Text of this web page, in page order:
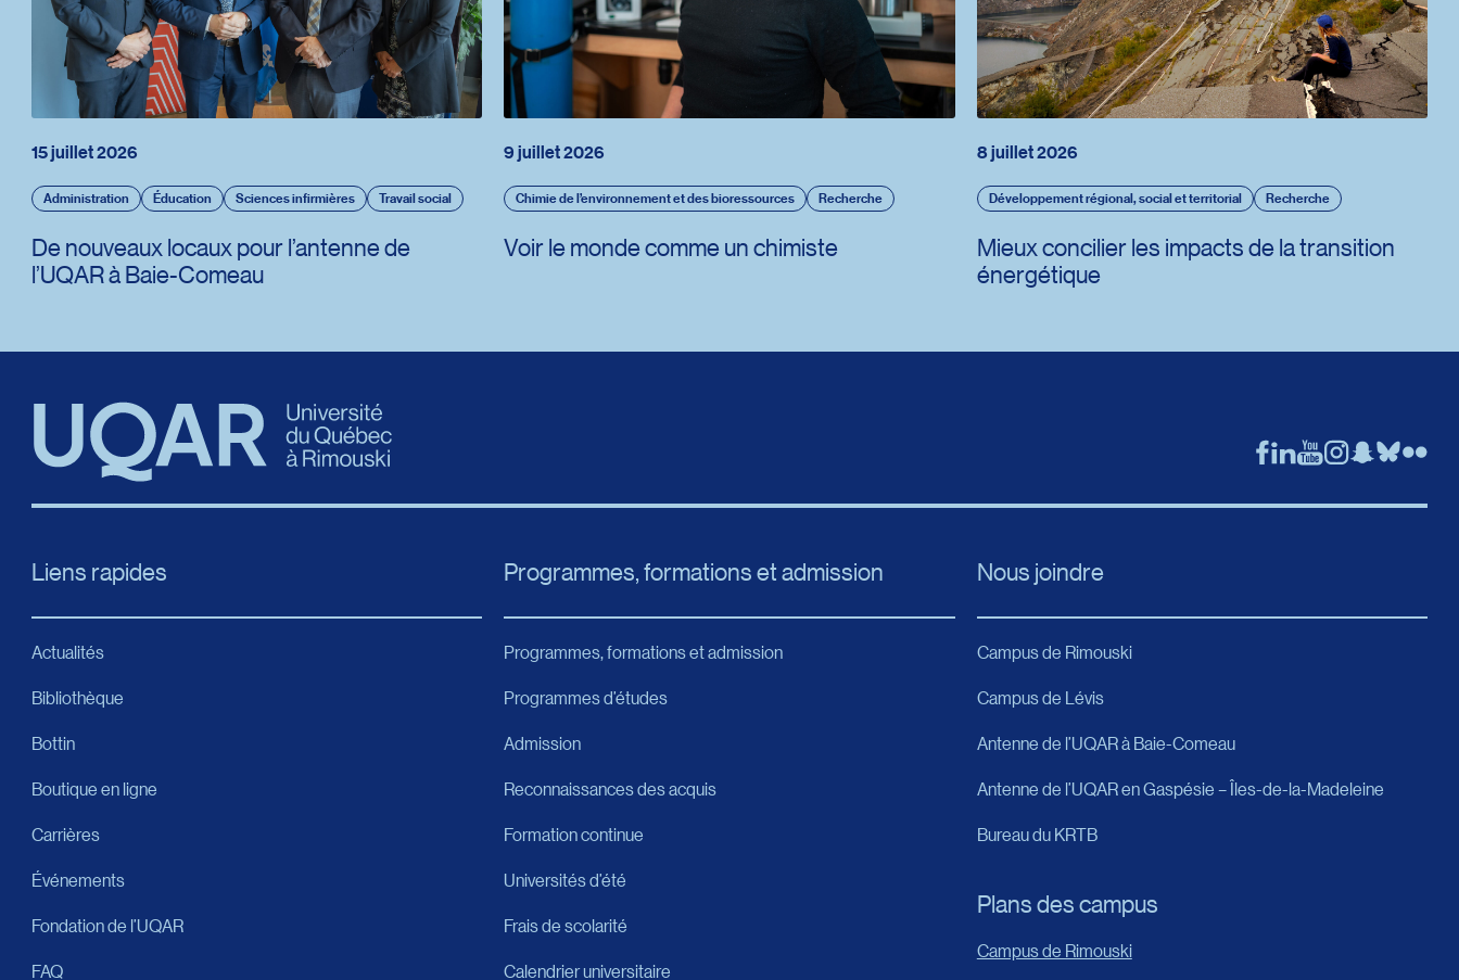
15 juillet 2026
Administration Éducation Sciences infirmières Travail social
De nouveaux locaux pour l’antenne de
l’UQAR à Baie-Comeau
9 juillet 2026
Chimie de l’environnement et des bioressources Recherche
Voir le monde comme un chimiste
8 juillet 2026
Développement régional, social et territorial Recherche
Mieux concilier les impacts de la transition
énergétique
Liens rapides
Actualités
Bibliothèque
Bottin
Boutique en ligne
Carrières
Événements
Fondation de l’UQAR
FAQ
Programmes, formations et admission
Programmes, formations et admission
Programmes d’études
Admission
Reconnaissances des acquis
Formation continue
Universités d’été
Frais de scolarité
Calendrier universitaire
Nous joindre
Campus de Rimouski
Campus de Lévis
Antenne de l’UQAR à Baie-Comeau
Antenne de l’UQAR en Gaspésie – Îles-de-la-Madeleine
Bureau du KRTB
Plans des campus
Campus de Rimouski